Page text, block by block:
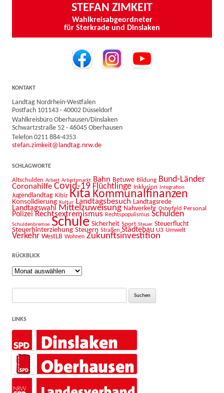
STEFAN ZIMKEIT
Wahlkreisabgeordneter
für Sterkrade und Dinslaken
KONTAKT
Landtag Nordrhein-Westfalen
Postfach 101143 · 40002 Düsseldorf
Wahlkreisbüro Oberhausen/Dinslaken
Schwartzstraße 52 · 46045 Oberhausen
Telefon 0211 884-4353
stefan.zimkeit@landtag.nrw.de
SCHLAGWORTE
Altschulden Arbeit Arbeitsmarkt Bahn Betuwe Bildung Bund-Länder
Coronahilfe Covid-19 Flüchtlinge Inklusion Integration
Jugendlandtag Kibiz Kita Kommunalfinanzen
Konsolidierung Kultur Landtagsbesuch Landtagsrede
Landtagswahl Mittelzuweisung Nahverkehr Osterfeld Personal
Polizei Rechtsextremismus Rechtspopulismus Schulden
Schuldenbremse Schule Sicherheit Sport Steuer Steuerflucht
Steuerhinterziehung Steuern Straßen Städtebau U3 Umwelt
Verkehr WestLB Wohnen Zukunftsinvestition
RÜCKBLICK
Rückblick
Suche
LINKS